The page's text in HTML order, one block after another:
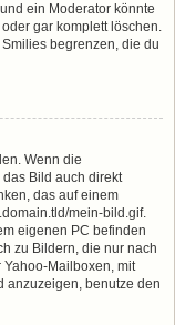
ein Moderator könnte
gar komplett löschen.
begrenzen, die du
Wenn die
Bild auch direkt
das auf einem
mein-bild.gif.
eigenen PC befinden
zu Bildern, die nur nach
Mailboxen, mit
anzuzeigen, benutze den